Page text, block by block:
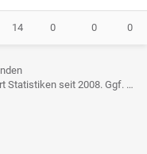
14 0 0 0
Daten sind derzeit noch nicht berücksichtigt.